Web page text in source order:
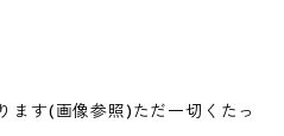
ます(画像参照)ただ一切くたっ